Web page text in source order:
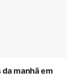
manhã em